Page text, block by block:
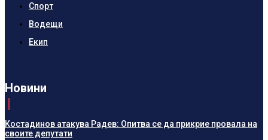
Спорт
Водещи
Екип
Новини
Костадинов атакува Радев: Опитва се да прикрие провала на
своите депутати